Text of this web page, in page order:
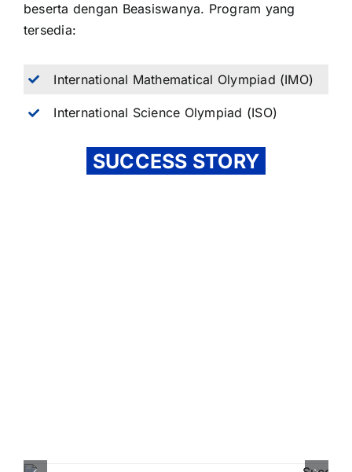
beserta dengan Beasiswanya. Program yang
tersedia:
International Mathematical Olympiad (IMO)
International Science Olympiad (ISO)
SUCCESS STORY